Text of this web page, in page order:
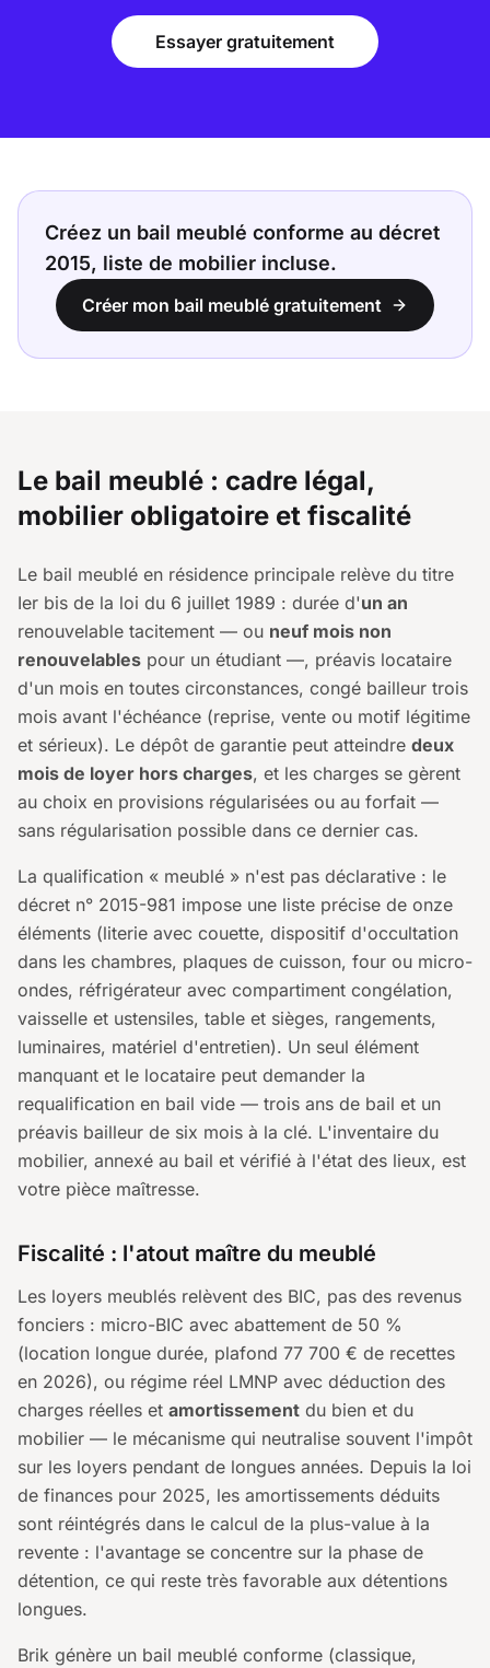
Essayer gratuitement
Créez un bail meublé conforme au décret
2015, liste de mobilier incluse.
Créer mon bail meublé gratuitement
Le bail meublé : cadre légal,
mobilier obligatoire et fiscalité
Le bail meublé en résidence principale relève du titre
Ier bis de la loi du 6 juillet 1989 : durée d'un an
renouvelable tacitement — ou neuf mois non
renouvelables pour un étudiant —, préavis locataire
d'un mois en toutes circonstances, congé bailleur trois
mois avant l'échéance (reprise, vente ou motif légitime
et sérieux). Le dépôt de garantie peut atteindre deux
mois de loyer hors charges, et les charges se gèrent
au choix en provisions régularisées ou au forfait —
sans régularisation possible dans ce dernier cas.
La qualification « meublé » n'est pas déclarative : le
décret n° 2015-981 impose une liste précise de onze
éléments (literie avec couette, dispositif d'occultation
dans les chambres, plaques de cuisson, four ou micro-
ondes, réfrigérateur avec compartiment congélation,
vaisselle et ustensiles, table et sièges, rangements,
luminaires, matériel d'entretien). Un seul élément
manquant et le locataire peut demander la
requalification en bail vide — trois ans de bail et un
préavis bailleur de six mois à la clé. L'inventaire du
mobilier, annexé au bail et vérifié à l'état des lieux, est
votre pièce maîtresse.
Fiscalité : l'atout maître du meublé
Les loyers meublés relèvent des BIC, pas des revenus
fonciers : micro-BIC avec abattement de 50 %
(location longue durée, plafond 77 700 € de recettes
en 2026), ou régime réel LMNP avec déduction des
charges réelles et amortissement du bien et du
mobilier — le mécanisme qui neutralise souvent l'impôt
sur les loyers pendant de longues années. Depuis la loi
de finances pour 2025, les amortissements déduits
sont réintégrés dans le calcul de la plus-value à la
revente : l'avantage se concentre sur la phase de
détention, ce qui reste très favorable aux détentions
longues.
Brik génère un bail meublé conforme (classique,